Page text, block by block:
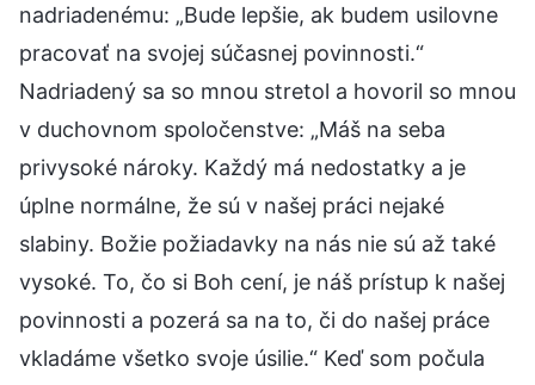
nadriadenému: „Bude lepšie, ak budem usilovne
pracovať na svojej súčasnej povinnosti.“
Nadriadený sa so mnou stretol a hovoril so mnou
v duchovnom spoločenstve: „Máš na seba
privysoké nároky. Každý má nedostatky a je
úplne normálne, že sú v našej práci nejaké
slabiny. Božie požiadavky na nás nie sú až také
vysoké. To, čo si Boh cení, je náš prístup k našej
povinnosti a pozerá sa na to, či do našej práce
vkladáme všetko svoje úsilie.“ Keď som počula